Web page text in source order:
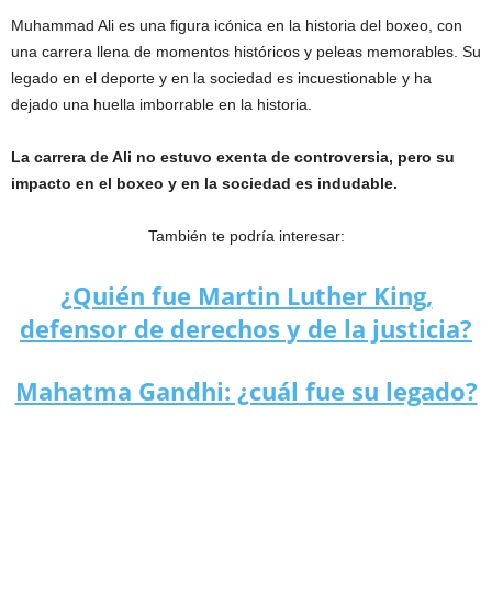
Muhammad Ali es una figura icónica en la historia del boxeo, con
una carrera llena de momentos históricos y peleas memorables. Su
legado en el deporte y en la sociedad es incuestionable y ha
dejado una huella imborrable en la historia.
La carrera de Ali no estuvo exenta de controversia, pero su
impacto en el boxeo y en la sociedad es indudable.
También te podría interesar:
¿Quién fue Martin Luther King,
defensor de derechos y de la justicia?
Mahatma Gandhi: ¿cuál fue su legado?